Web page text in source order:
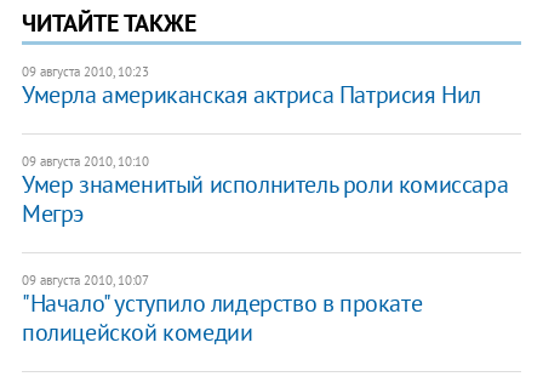
ЧИТАЙТЕ ТАКЖЕ
09 августа 2010, 10:23
Умерла американская актриса Патрисия Нил
09 августа 2010, 10:10
Умер знаменитый исполнитель роли комиссара
Мегрэ
09 августа 2010, 10:07
"Начало" уступило лидерство в прокате
полицейской комедии